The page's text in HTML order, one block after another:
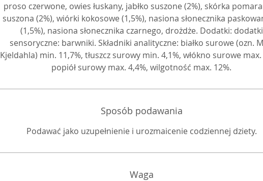
proso czerwone, owies łuskany, jabłko suszone (2%), skórka
suszona (2%), wiórki kokosowe (1,5%), nasiona słonecznika
(1,5%), nasiona słonecznika czarnego, drożdże. Dodatki: dodatki
sensoryczne: barwniki. Składniki analityczne: białko surowe (ozn.
Kjeldahla) min. 11,7%, tłuszcz surowy min. 4,1%, włókno surowe max.
popiół surowy max. 4,4%, wilgotność max. 12%.
Sposób podawania
Podawać jako uzupełnienie i urozmaicenie codziennej dziety.
Waga